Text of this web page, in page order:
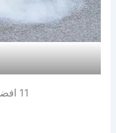
11 افضل شركات تنظيف بالباحة